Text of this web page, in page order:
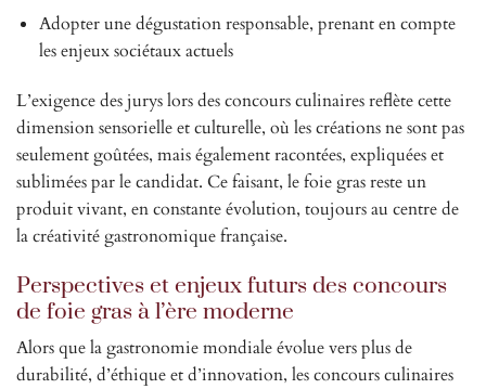
Adopter une dégustation responsable, prenant en compte
les enjeux sociétaux actuels
L’exigence des jurys lors des concours culinaires reflète cette
dimension sensorielle et culturelle, où les créations ne sont pas
seulement goûtées, mais également racontées, expliquées et
sublimées par le candidat. Ce faisant, le foie gras reste un
produit vivant, en constante évolution, toujours au centre de
la créativité gastronomique française.
Perspectives et enjeux futurs des concours
de foie gras à l’ère moderne
Alors que la gastronomie mondiale évolue vers plus de
durabilité, d’éthique et d’innovation, les concours culinaires